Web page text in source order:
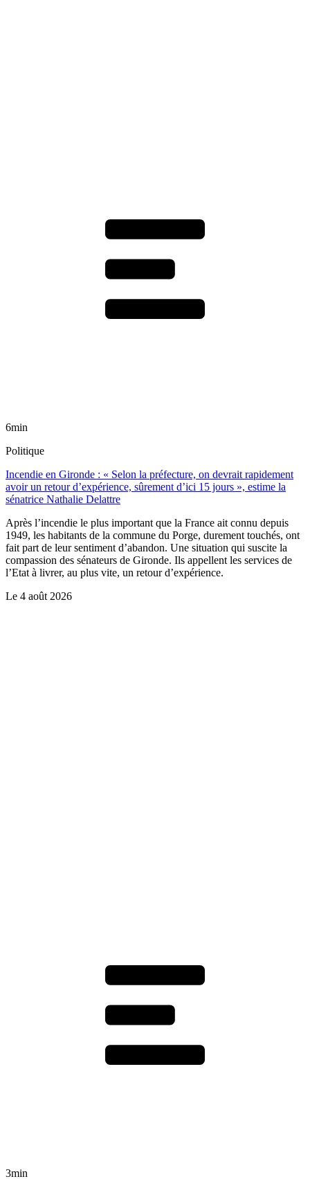
6min
Politique
Incendie en Gironde : « Selon la préfecture, on devrait rapidement
avoir un retour d’expérience, sûrement d’ici 15 jours », estime la
sénatrice Nathalie Delattre
Après l’incendie le plus important que la France ait connu depuis
1949, les habitants de la commune du Porge, durement touchés, ont
fait part de leur sentiment d’abandon. Une situation qui suscite la
compassion des sénateurs de Gironde. Ils appellent les services de
l’Etat à livrer, au plus vite, un retour d’expérience.
Le 4 août 2026
3min